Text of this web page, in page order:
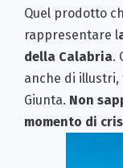
Quel prodotto
rappresentare l
della Calabria.
anche di illustri,
Giunta. Non
momento di